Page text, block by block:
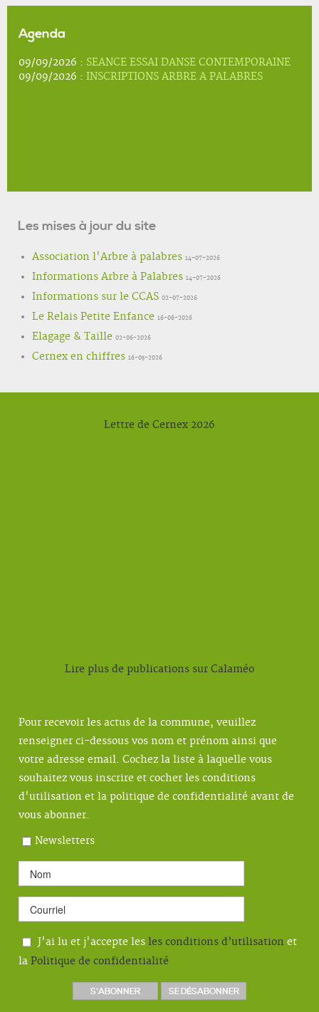
Agenda
09/09/2026 : SEANCE ESSAI DANSE CONTEMPORAINE
09/09/2026 : INSCRIPTIONS ARBRE A PALABRES
Les mises à jour du site
Association l'Arbre à palabres 14-07-2026
Informations Arbre à Palabres 14-07-2026
Informations sur le CCAS 02-07-2026
Le Relais Petite Enfance 16-06-2026
Elagage & Taille 02-06-2026
Cernex en chiffres 16-05-2026
Lettre de Cernex 2026
Lire plus de publications sur Calaméo
Pour recevoir les actus de la commune, veuillez
renseigner ci-dessous vos nom et prénom ainsi que
votre adresse email. Cochez la liste à laquelle vous
souhaitez vous inscrire et cocher les conditions
d'utilisation et la politique de confidentialité avant de
vous abonner.
Newsletters
J'ai lu et j'accepte les les conditions d’utilisation et
la Politique de confidentialité